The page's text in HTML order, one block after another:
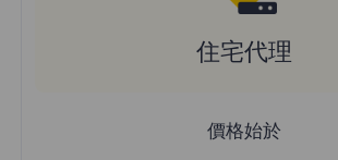
住宅代理
價格始於